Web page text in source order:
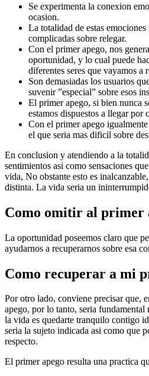
Se experimenta la conexion
ocasion.
La totalidad de estas
complicadas sobre relegar.
Con el primer apego, nos
oportunidad, y lo cual puede
diferentes seres que vayamos a
Son demasiadas los usuarios
suvenir ”especial” sobre esos
El primer apego, si bien nunca
estamos dispuestos a llegar
Con el primer apego
el que seri­a mas dificil sobre
En conclusion y atendiendo a la
sentimientos asi­ como sensaciones
vida, No obstante esto es
distinta. La vida seri­a un
Como omitir al primer
La oportunidad poseemos claro que
ayudarnos a recuperarnos sobre esa
Como recuperar a mi
Por otro lado, conviene precisar que,
apego, por lo tanto, seri­a
la vida es quedarte tranquilo contigo
seri­a la sujeto indicada asi­ como que
respecto.
El primer apego resulta una practica